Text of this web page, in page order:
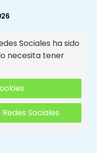
Sociales ha sido
necesita tener
Sociales